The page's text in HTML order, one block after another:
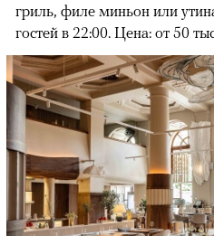
гриль, филе миньон или
гостей в 22:00. Цена: от 50